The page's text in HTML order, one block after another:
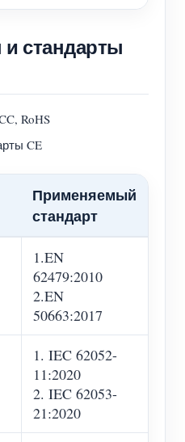
стандарты
RoHS
CE
Применяемый
стандарт
1.EN
62479:2010
2.EN
50663:2017
1. IEC 62052-
11:2020
2. IEC 62053-
21:2020